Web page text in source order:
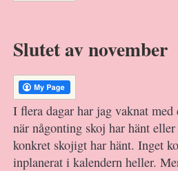
Slutet av november
I flera dagar har jag vaknat
när någonting skoj har hänt
konkret skojigt har hänt. Inget
inplanerat i kalendern heller.